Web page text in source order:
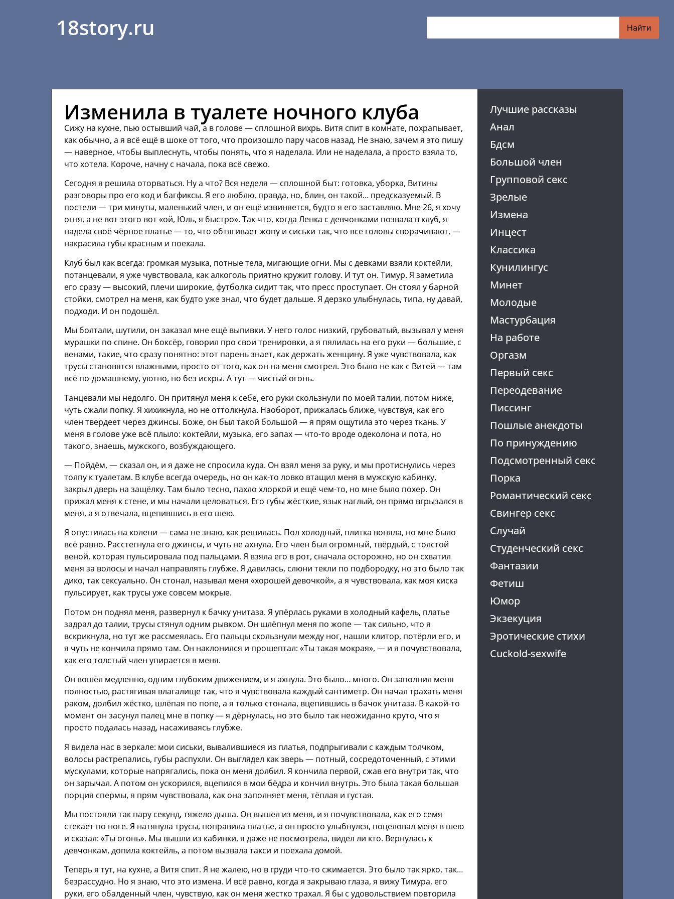
18story.ru Найти
Лучшие рассказы
Анал
Бдсм
Большой член
Групповой секс
Зрелые
Измена
Инцест
Классика
Кунилингус
Минет
Молодые
Мастурбация
На работе
Оргазм
Первый секс
Переодевание
Писсинг
Пошлые анекдоты
По принуждению
Подсмотренный секс
Порка
Романтический секс
Свингер секс
Случай
Студенческий секс
Фантазии
Фетиш
Юмор
Экзекуция
Эротические стихи
Cuckold-sexwife
Изменила в туалете ночного клуба
Сижу на кухне, пью остывший чай, а в голове — сплошной вихрь. Витя спит в комнате, похрапывает,
как обычно, а я всё ещё в шоке от того, что произошло пару часов назад. Не знаю, зачем я это пишу
— наверное, чтобы выплеснуть, чтобы понять, что я наделала. Или не наделала, а просто взяла то,
что хотела. Короче, начну с начала, пока всё свежо.
Сегодня я решила оторваться. Ну а что? Вся неделя — сплошной быт: готовка, уборка, Витины
разговоры про его код и багфиксы. Я его люблю, правда, но, блин, он такой… предсказуемый. В
постели — три минуты, маленький член, и он ещё извиняется, будто я его заставляю. Мне 26, я хочу
огня, а не вот этого вот «ой, Юль, я быстро». Так что, когда Ленка с девчонками позвала в клуб, я
надела своё чёрное платье — то, что обтягивает жопу и сиськи так, что все головы сворачивают, —
накрасила губы красным и поехала.
Клуб был как всегда: громкая музыка, потные тела, мигающие огни. Мы с девками взяли коктейли,
потанцевали, я уже чувствовала, как алкоголь приятно кружит голову. И тут он. Тимур. Я заметила
его сразу — высокий, плечи широкие, футболка сидит так, что пресс проступает. Он стоял у барной
стойки, смотрел на меня, как будто уже знал, что будет дальше. Я дерзко улыбнулась, типа, ну давай,
подходи. И он подошёл.
Мы болтали, шутили, он заказал мне ещё выпивки. У него голос низкий, грубоватый, вызывал у меня
мурашки по спине. Он боксёр, говорил про свои тренировки, а я пялилась на его руки — большие, с
венами, такие, что сразу понятно: этот парень знает, как держать женщину. Я уже чувствовала, как
трусы становятся влажными, просто от того, как он на меня смотрел. Это было не как с Витей — там
всё по-домашнему, уютно, но без искры. А тут — чистый огонь.
Танцевали мы недолго. Он притянул меня к себе, его руки скользнули по моей талии, потом ниже,
чуть сжали попку. Я хихикнула, но не оттолкнула. Наоборот, прижалась ближе, чувствуя, как его
член твердеет через джинсы. Боже, он был такой большой — я прям ощутила это через ткань. У
меня в голове уже всё плыло: коктейли, музыка, его запах — что-то вроде одеколона и пота, но
такого, знаешь, мужского, возбуждающего.
— Пойдём, — сказал он, и я даже не спросила куда. Он взял меня за руку, и мы протиснулись через
толпу к туалетам. В клубе всегда очередь, но он как-то ловко втащил меня в мужскую кабинку,
закрыл дверь на защёлку. Там было тесно, пахло хлоркой и ещё чем-то, но мне было похер. Он
прижал меня к стене, и мы начали целоваться. Его губы жёсткие, язык наглый, он прямо вгрызался в
меня, а я отвечала, вцепившись в его шею.
Я опустилась на колени — сама не знаю, как решилась. Пол холодный, плитка воняла, но мне было
всё равно. Расстегнула его джинсы, и чуть не ахнула. Его член был огромный, твёрдый, с толстой
веной, которая пульсировала под пальцами. Я взяла его в рот, сначала осторожно, но он схватил
меня за волосы и начал направлять глубже. Я давилась, слюни текли по подбородку, но это было так
дико, так сексуально. Он стонал, называл меня «хорошей девочкой», а я чувствовала, как моя киска
пульсирует, как трусы уже совсем мокрые.
Потом он поднял меня, развернул к бачку унитаза. Я упёрлась руками в холодный кафель, платье
задрал до талии, трусы стянул одним рывком. Он шлёпнул меня по жопе — так сильно, что я
вскрикнула, но тут же рассмеялась. Его пальцы скользнули между ног, нашли клитор, потёрли его, и
я чуть не кончила прямо там. Он наклонился и прошептал: «Ты такая мокрая», — и я почувствовала,
как его толстый член упирается в меня.
Он вошёл медленно, одним глубоким движением, и я ахнула. Это было… много. Он заполнил меня
полностью, растягивая влагалище так, что я чувствовала каждый сантиметр. Он начал трахать меня
раком, долбил жёстко, шлёпая по попе, а я только стонала, вцепившись в бачок унитаза. В какой-то
момент он засунул палец мне в попку — я дёрнулась, но это было так неожиданно круто, что я
просто подалась назад, насаживаясь глубже.
Я видела нас в зеркале: мои сиськи, вывалившиеся из платья, подпрыгивали с каждым толчком,
волосы растрепались, губы распухли. Он выглядел как зверь — потный, сосредоточенный, с этими
мускулами, которые напрягались, пока он меня долбил. Я кончила первой, сжав его внутри так, что
он зарычал. А потом он ускорился, вцепился в мои бёдра и кончил внутрь. Это была такая большая
порция спермы, я прям чувствовала, как она заполняет меня, тёплая и густая.
Мы постояли так пару секунд, тяжело дыша. Он вышел из меня, и я почувствовала, как его семя
стекает по ноге. Я натянула трусы, поправила платье, а он просто улыбнулся, поцеловал меня в шею
и сказал: «Ты огонь». Мы вышли из кабинки, я даже не посмотрела, видел ли кто. Вернулась к
девчонкам, допила коктейль, а потом вызвала такси и поехала домой.
Теперь я тут, на кухне, а Витя спит. Я не жалею, но в груди что-то сжимается. Это было так ярко, так…
безрассудно. Но я знаю, что это измена. И всё равно, когда я закрываю глаза, я вижу Тимура, его
руки, его обалденный член, чувствую, как он меня жестко трахал. Я бы с удовольствием повторила